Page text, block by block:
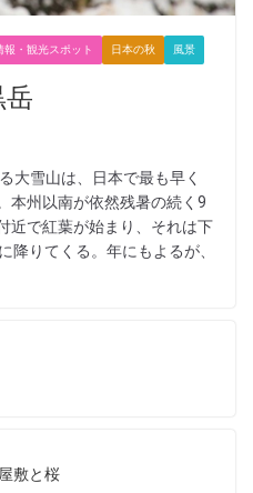
報・観光スポット 日本の秋 風景
岳
大雪山は、日本で最も早く
本州以南が依然残暑の続く9
近で紅葉が始まり、それは下
降りてくる。年にもよるが、
敷と桜